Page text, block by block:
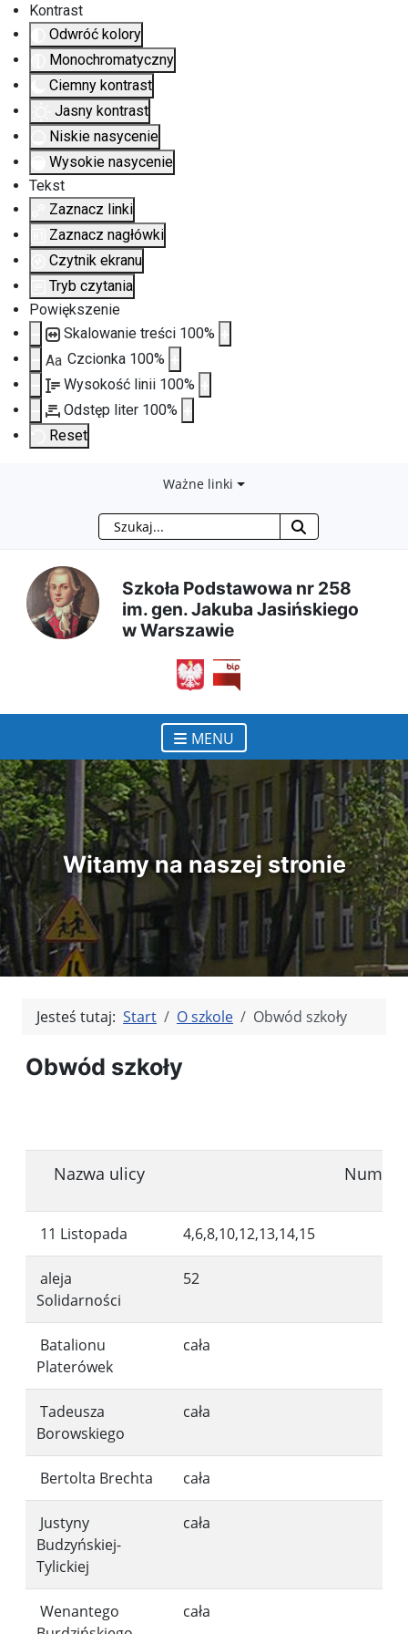
Kontrast
Odwróć kolory
Monochromatyczny
Ciemny kontrast
Jasny kontrast
Niskie nasycenie
Wysokie nasycenie
Tekst
Zaznacz linki
Zaznacz nagłówki
Czytnik ekranu
Tryb czytania
Powiększenie
Skalowanie treści 100%
Aa Czcionka 100%
Wysokość linii 100%
Odstęp liter 100%
Reset
treści
głównej
menu
nawigacyjnego
wyszukiwarki
mapy
strony
Ważne linki
Szukaj
Szkoła Podstawowa nr 258
im. gen. Jakuba Jasińskiego
w Warszawie
otwiera się w nowym
MENU
Witamy na naszej stronie
Jesteś tutaj: Start O szkole Obwód szkoły
Obwód szkoły
Nazwa ulicy Numer
11 Listopada 4,6,8,10,12,13,14,15
aleja
Solidarności
52
Batalionu
Platerówek
cała
Tadeusza
Borowskiego
cała
Bertolta Brechta cała
Justyny
Budzyńskiej-
Tylickiej
cała
Wenantego
cała